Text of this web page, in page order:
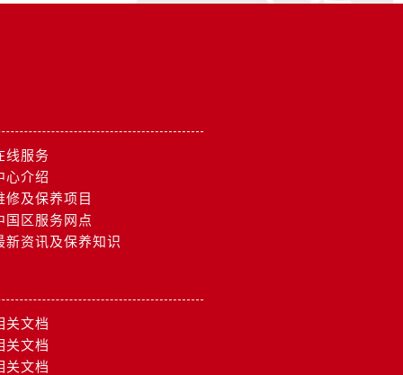
线服务
心介绍
修及保养项目
国区服务网点
新资讯及保养知识
关文档
关文档
关文档